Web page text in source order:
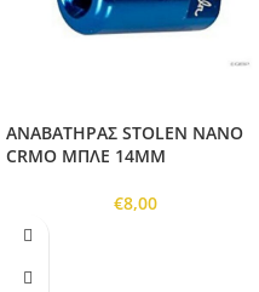
ΑΝΑΒΑΤΗΡΑΣ STOLEN NANO
CRMO ΜΠΛΕ 14MM
€8,00